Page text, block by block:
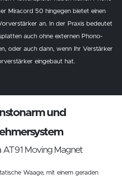
Miracord 50 hingegen bietet einen
an. In der Praxis bedeutet
auch ohne externen Phono-
oder auch dann, wenn Ihr Verstärker
eingebaut hat.
und
AT91 Moving Magnet
Waage, mit einem geraden